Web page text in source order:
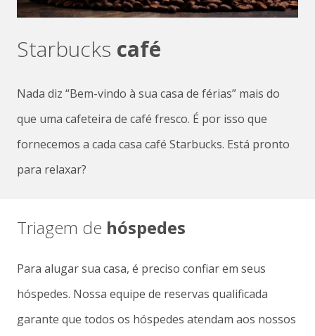
Starbucks café
Nada diz “Bem-vindo à sua casa de férias” mais do
que uma cafeteira de café fresco. É por isso que
fornecemos a cada casa café Starbucks. Está pronto
para relaxar?
Triagem de hóspedes
Para alugar sua casa, é preciso confiar em seus
hóspedes. Nossa equipe de reservas qualificada
garante que todos os hóspedes atendam aos nossos